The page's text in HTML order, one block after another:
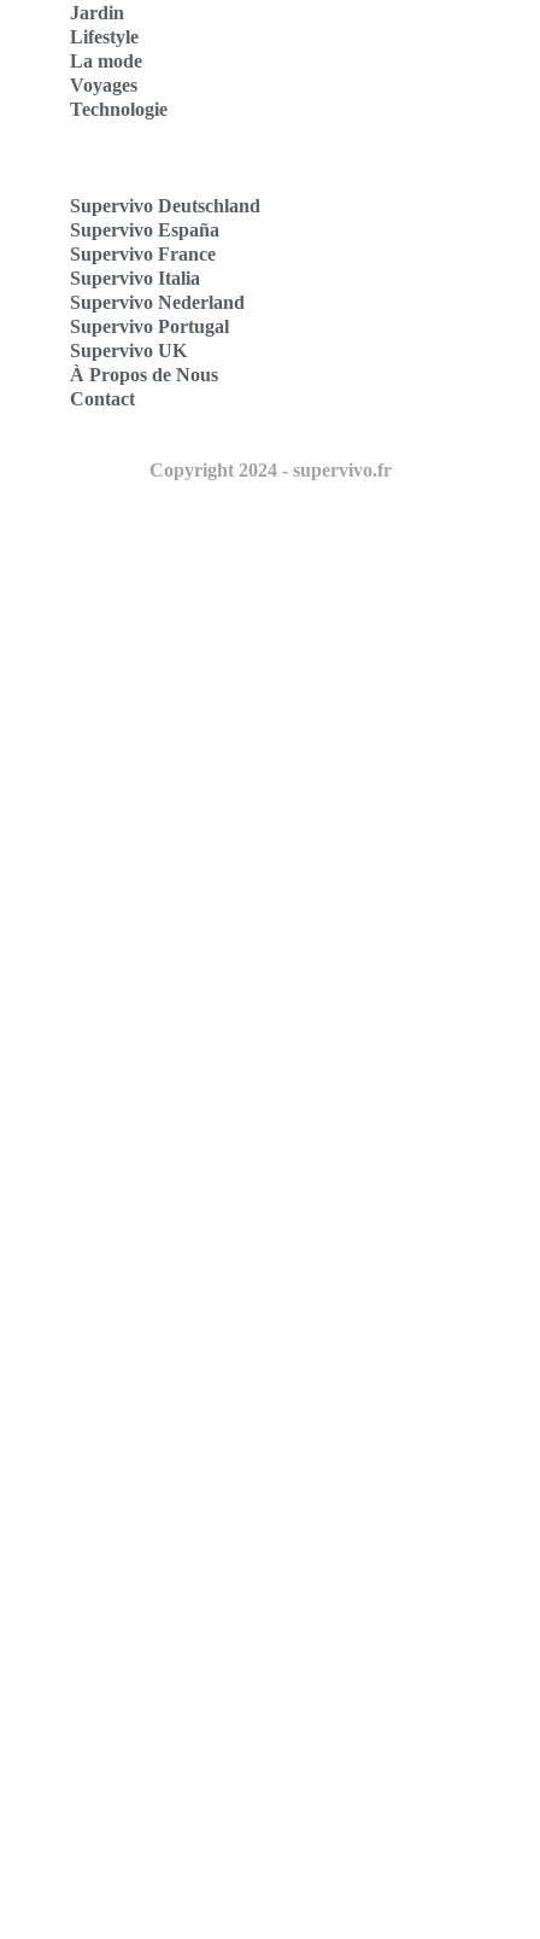
Jardin
Lifestyle
La mode
Voyages
Technologie
Supervivo Deutschland
Supervivo España
Supervivo France
Supervivo Italia
Supervivo Nederland
Supervivo Portugal
Supervivo UK
À Propos de Nous
Contact
Copyright 2024 - supervivo.fr